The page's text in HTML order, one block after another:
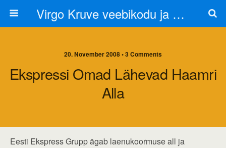
Virgo Kruve veebikodu ja blogi
20. November 2008 • 3 Comments
Ekspressi Omad Lähevad Haamri
Alla
Eesti Ekspress Grupp ägab laenukoormuse all ja